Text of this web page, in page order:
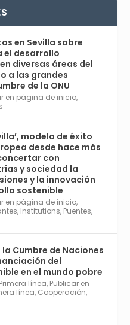
lunes 2 con la
sobre Catálisis, y
Del día 3 al
de Ciencias
los días 5 y 6 Jornadas
·
la empresa sevillana
España en el uso de
digitalizar e
y la
dimensión
de
@elCorreoWeb :
en Sevilla sobre
el desarrollo
diversas áreas del
a las grandes
de la ONU
en página de inicio,
modelo de éxito
desde hace más
con
y sociedad la
y la innovación
sostenible
en página de inicio,
, Institutions, Puentes,
la Cumbre de Naciones
del
en el mundo pobre
Primera línea, Publicar en
línea, Cooperación,